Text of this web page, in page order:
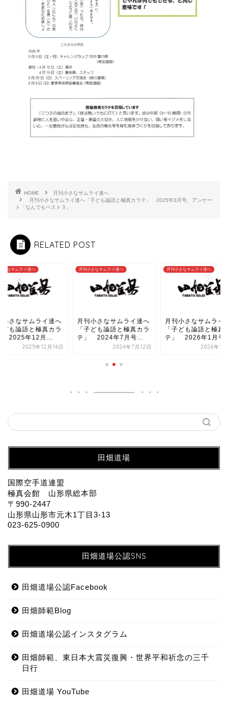
HOME
月刊小さなサムライ達へ
月刊小さなサムライ達へ「子ども論語と極真カラテ」 2025年3月号、アンケー
ト「なんでもベスト３」
RELATED POST
さなサムライ達へ
小さなサムライ達へ
ども論語と極真カラ
2025年12月...
2025年12月14日
月刊小さなサムライ達へ
月刊小さなサムライ達へ
「子ども論語と極真カラ
テ」 2024年7月号...
2024年7月12日
月刊小さなサムライ達へ
月刊小さなサムライ
「子ども論語と極真
テ」 2026年1月号
2026年1
田畑道場
国際空手道連盟
極真会館 山形県総本部
〒990-2447
山形県山形市元木1丁目3-13
023-625-0900
田畑道場公認SNS
田畑道場公認Facebook
田畑師範Blog
田畑道場公認インスタグラム
田畑師範、東日本大震災復興・世界平和祈念の三千
日行
田畑道場 YouTube